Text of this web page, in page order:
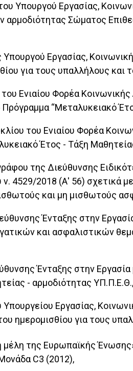
Υπουργού Εργασίας,
Σώματος
Εργασίας,
για τους υπαλλήλους και
Ενιαίου Φορέα
“Μεταλυκειακό
του Ενιαίου Φορέα
Έτος - Τάξη
της Διεύθυνσης
4529/2018 (Α' 56) σχετικά
και μη μισθωτούς
Ένταξης στην
και ασφαλιστικών
Ένταξης στην
- αρμοδιότητας ΥΠ.Π.Ε.Θ.,
Εργασίας,
ημερομισθίου για τους
της Ευρωπαϊκής
C3 (2012),